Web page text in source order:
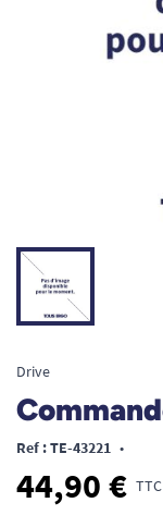
Drive
Ref : TE-43221 •
44,90 € TTC